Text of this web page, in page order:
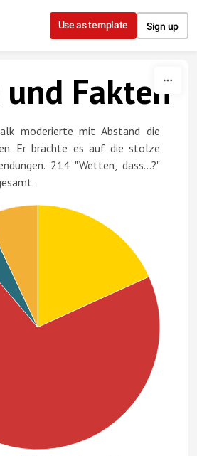
Skip to content
Use as template Sign up
Fakten
moderierte mit Abstand die
Er brachte es auf die stolze
214 "Wetten, dass...?"